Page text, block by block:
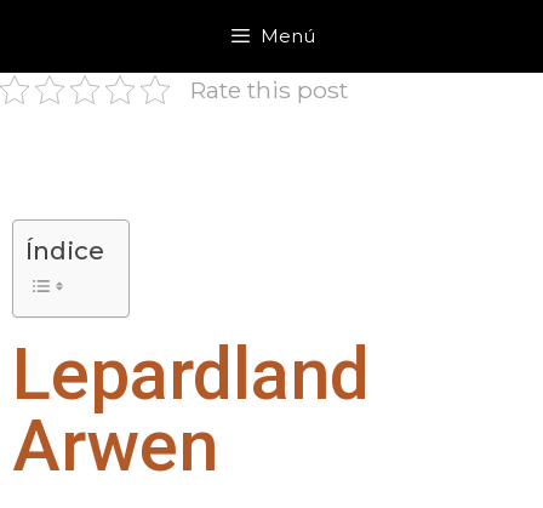
Menú
Rate this post
Índice
Lepardland
Arwen